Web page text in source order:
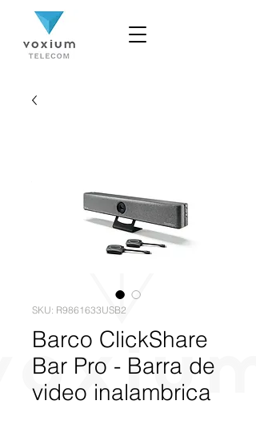
SKU: R9861633USB2
Barco ClickShare
Bar Pro - Barra de
video inalambrica